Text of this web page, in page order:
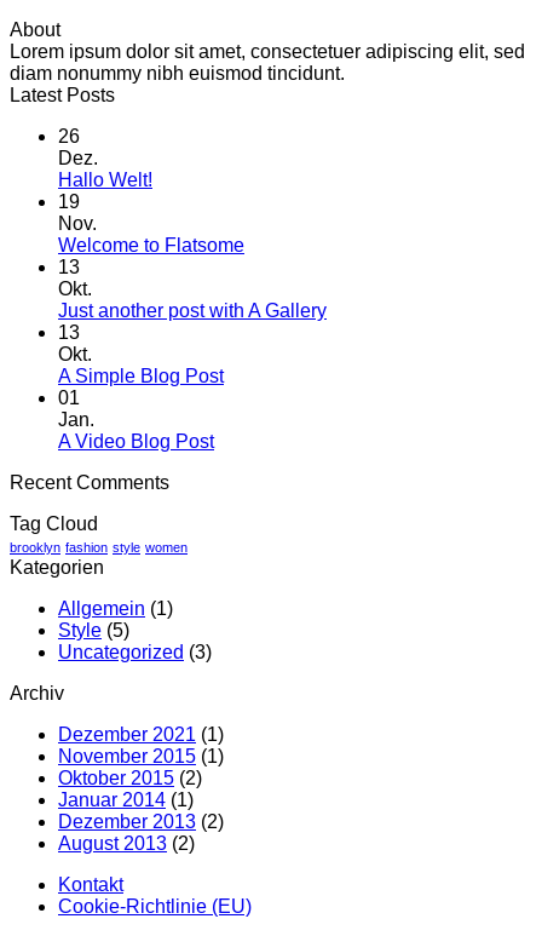
About
Lorem ipsum dolor sit amet, consectetuer adipiscing elit, sed
diam nonummy nibh euismod tincidunt.
Latest Posts
26
Dez.
Hallo Welt!
Hallo
19
Nov.
Welcome to FlatsomeKeine
Welcome
13
Okt.
Just another post with A GalleryKeine
13
Okt.
A Simple Blog PostKeine
01
Jan.
A Video Blog PostKeine
Recent Comments
Tag Cloud
brooklyn fashion style women
Kategorien
Allgemein (1)
Style (5)
Uncategorized (3)
Archiv
Dezember 2021 (1)
November 2015 (1)
Oktober 2015 (2)
Januar 2014 (1)
Dezember 2013 (2)
August 2013 (2)
Kontakt
Cookie-Richtlinie (EU)